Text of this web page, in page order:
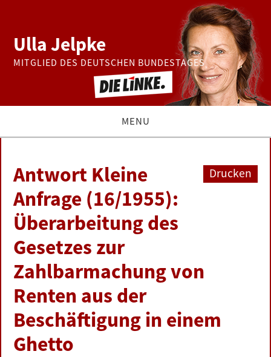
Ulla Jelpke
MITGLIED DES DEUTSCHEN BUNDESTAGES
MENU
BUNDESTAG
PRESSE
ZUR PERSON
LINKS
DATENSCHUTZERKLÄRUNG
IMPRESSUM
Drucken
Antwort Kleine
Anfrage (16/1955):
Überarbeitung des
Gesetzes zur
Zahlbarmachung von
Renten aus der
Beschäftigung in einem
Ghetto